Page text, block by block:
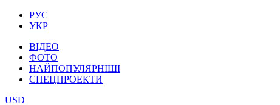
РУС
УКР
ВІДЕО
ФОТО
НАЙПОПУЛЯРНІШІ
СПЕЦПРОЕКТИ
USD